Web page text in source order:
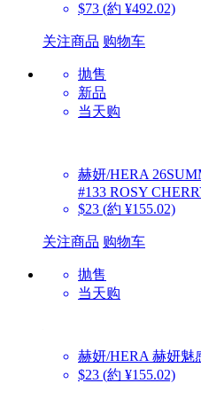
$73 (約 ¥492.02)
关注商品 购物车
抛售
新品
当天购
赫妍/HERA
#133 ROSY
$23 (約 ¥155.02)
关注商品 购物车
抛售
当天购
赫妍/HERA 赫妍魅
$23 (約 ¥155.02)